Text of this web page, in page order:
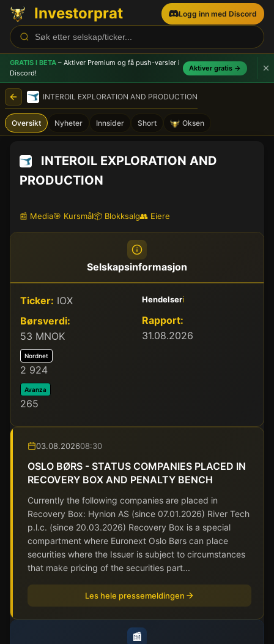
Investorprat Logg inn med Discord
GRATIS I BETA – Aktiver Premium og få push-varsler i
Discord!
Aktiver gratis →
INTEROIL EXPLORATION AND PRODUCTION
Oversikt Nyheter Innsider Short Oksen
INTEROIL EXPLORATION AND
PRODUCTION
📰 Media🎯 Kursmål📦 Blokksalg👥 Eiere
Selskapsinformasjon
Ticker: IOX
Børsverdi:
53 MNOK
Nordnet
2 924
Avanza
265
Hendelserℹ️
Rapport:
31.08.2026
03.08.202608:30
OSLO BØRS - STATUS COMPANIES PLACED IN
RECOVERY BOX AND PENALTY BENCH
Currently the following companies are placed in
Recovery Box: Hynion AS (since 07.01.2026) River Tech
p.l.c. (since 20.03.2026) Recovery Box is a special
compartment where Euronext Oslo Børs can place
securities where the Issuer is subject to circumstances
that make pricing of the securities part...
Les hele pressemeldingen
📰